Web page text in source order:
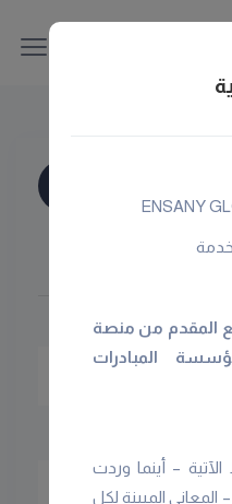
المقدم من منصة
المبادرات
الآتية – أينما وردت
المبينة لكل